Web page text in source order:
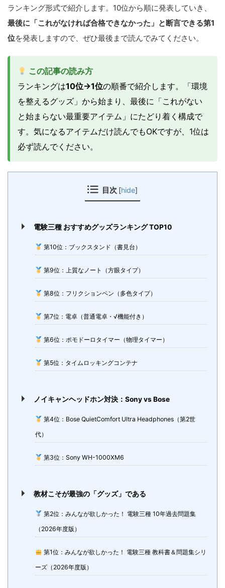
ランキング形式で紹介します。10位から順に発表していき、
最後に「これがなければ合格できなかった」と断言できる第1
位を発表しますので、ぜひ最後まで読んでみてください。
この記事の読み方
ランキングは10位→1位の順番で紹介します。「環境
を整えるグッズ」から始まり、最後に「これがない
と始まらない最重要アイテム」にたどり着く構成で
す。気になるアイテムだけ読んでもOKですが、1位は
必ず読んでください。
目次 [hide]
電験三種 おすすめグッズランキング TOP10
第10位：ブックスタンド（書見台）
第9位：上質なノート（方眼タイプ）
第8位：フリクションペン（多色タイプ）
第7位：電卓（普通電卓・√機能付き）
第6位：ポモドーロタイマー（物理タイマー）
第5位：タイムロッキングコンテナ
ノイキャンヘッドホン対決：Sony vs Bose
第4位：Bose QuietComfort Ultra Headphones（第2世
代）
第3位：Sony WH-1000XM6
教材こそが最強の「グッズ」である
第2位：みんなが欲しかった！ 電験三種 10年過去問題集
（2026年度版）
第1位：みんなが欲しかった！ 電験三種 教科書＆問題集シリ
ーズ（2026年度版）